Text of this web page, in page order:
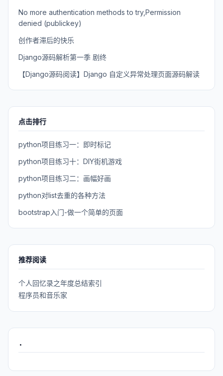
No more authentication methods to try,Permission
denied (publickey)
创作者滞后的快乐
Django源码解析第一季 剧终
【Django源码阅读】Django 自定义异常处理页面源码解读
点击排行
python项目练习一：即时标记
python项目练习十：DIY街机游戏
python项目练习二：画幅好画
python对list去重的各种方法
bootstrap入门-做一个简单的页面
推荐阅读
个人回忆录之年度总结索引
程序员和音乐家
.